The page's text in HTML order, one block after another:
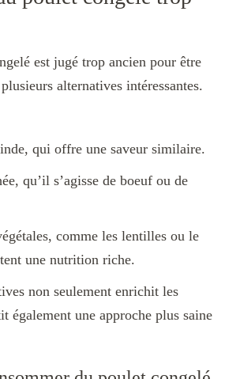
est jugé trop ancien pour être
alternatives intéressantes.
qui offre une saveur similaire.
qu’il s’agisse de boeuf ou de
comme les lentilles ou le
une nutrition riche.
non seulement enrichit les
également une approche plus saine